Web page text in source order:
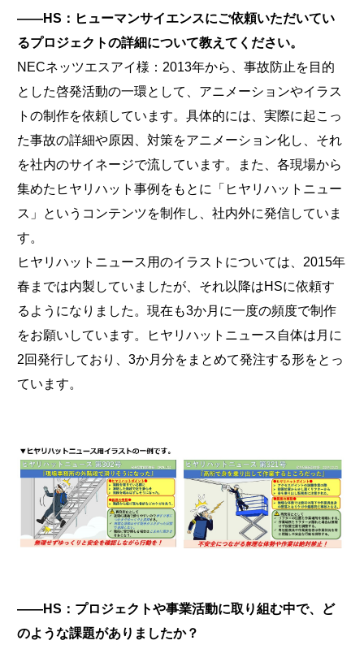
――HS：ヒューマンサイエンスにご依頼いただいてい
るプロジェクトの詳細について教えてください。
NECネッツエスアイ様：2013年から、事故防止を目的
とした啓発活動の一環として、アニメーションやイラス
トの制作を依頼しています。具体的には、実際に起こっ
た事故の詳細や原因、対策をアニメーション化し、それ
を社内のサイネージで流しています。また、各現場から
集めたヒヤリハット事例をもとに「ヒヤリハットニュー
ス」というコンテンツを制作し、社内外に発信していま
す。
ヒヤリハットニュース用のイラストについては、2015年
春までは内製していましたが、それ以降はHSに依頼す
るようになりました。現在も3か月に一度の頻度で制作
をお願いしています。ヒヤリハットニュース自体は月に
2回発行しており、3か月分をまとめて発注する形をとっ
ています。
――HS：プロジェクトや事業活動に取り組む中で、ど
のような課題がありましたか？